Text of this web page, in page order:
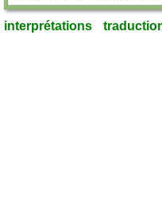
interprétations